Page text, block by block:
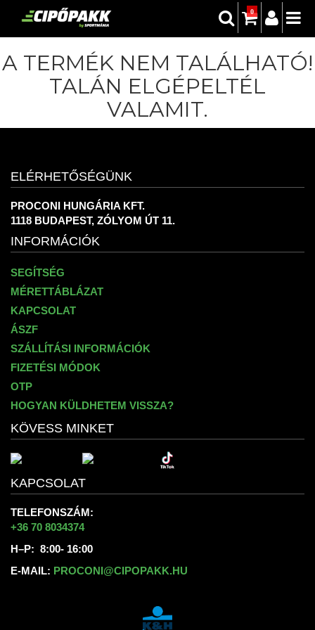
0
A TERMÉK NEM TALÁLHATÓ!
TALÁN ELGÉPELTÉL
VALAMIT.
ELÉRHETŐSÉGÜNK
PROCONI HUNGÁRIA KFT.
1118 BUDAPEST, ZÓLYOM ÚT 11.
INFORMÁCIÓK
SEGÍTSÉG
MÉRETTÁBLÁZAT
KAPCSOLAT
ÁSZF
SZÁLLÍTÁSI INFORMÁCIÓK
FIZETÉSI MÓDOK
OTP
HOGYAN KÜLDHETEM VISSZA?
KÖVESS MINKET
KAPCSOLAT
TELEFONSZÁM:
+36 70 8034374
H–P: 8:00- 16:00
E-MAIL: PROCONI@CIPOPAKK.HU